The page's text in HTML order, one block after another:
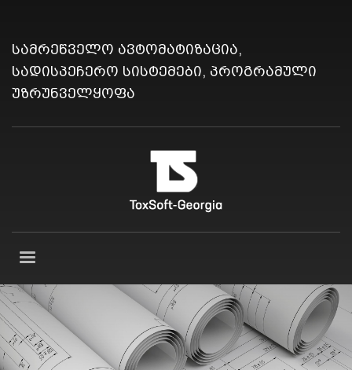
სამრეწველო ავტომატიზაცია,
სადისპეჩერო სისტემები, პროგრამული
უზრუნველყოფა